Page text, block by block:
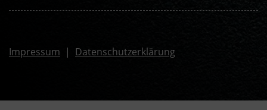
Impressum | Datenschutzerklärung